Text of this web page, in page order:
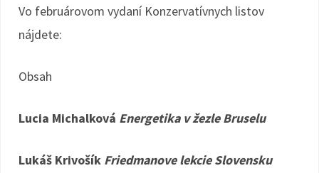
Vo februárovom vydaní Konzervatívnych listov
nájdete:
Obsah
Lucia Michalková Energetika v žezle Bruselu
Lukáš Krivošík Friedmanove lekcie Slovensku